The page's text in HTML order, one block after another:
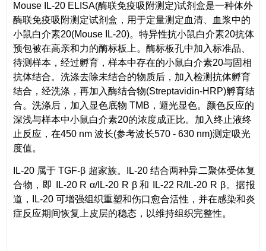
Mouse IL-20 ELISA(酶联免疫吸附测定)试剂盒是一种体外
酶联免疫吸附测定试剂盒，用于定量测定血清、血浆中的
小鼠白介素20(Mouse IL-20)。特异性抗小鼠白介素20抗体
预包被在高亲和力的酶标板上。酶标板孔中加入标准品、
待测样本，经过孵育，样本中存在的小鼠白介素20与固相
抗体结合。洗涤去除未结合的物质后，加入检测抗体孵育
结合，经洗涤，再加入酶结合物(Streptavidin-HRP)孵育结
合。洗涤后，加入显色底物 TMB，避光显色。颜色反应的
深浅与样本中小鼠白介素20的浓度成正比。加入终止液终
止反应，在450 nm 波长(参考波长570 - 630 nm)测定吸光
度值。
IL-20 属于 TGF-β 超家族。IL-20 结合两种异二聚体受体复
合物，即 IL-20 R α/IL-20 R β 和 IL-22 R/IL-20 R β。据报
道，IL-20 可增强组织重塑和伤口愈合活性，并在感染和炎
症反应期间恢复上皮层的稳态，以维持组织完整性。